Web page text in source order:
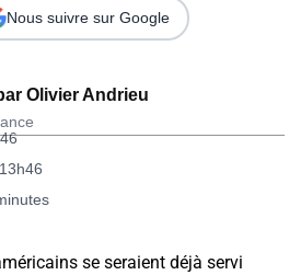
Olivier Andrieu
Nous suivre sur Google
se seraient déjà servi